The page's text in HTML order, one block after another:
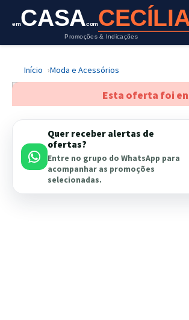
emCASAcom
Promoções & Indicações
Início Moda e Acessórios
Esta oferta foi
Quer receber alertas de
ofertas?
Entre no grupo do WhatsApp para
acompanhar as promoções
selecionadas.